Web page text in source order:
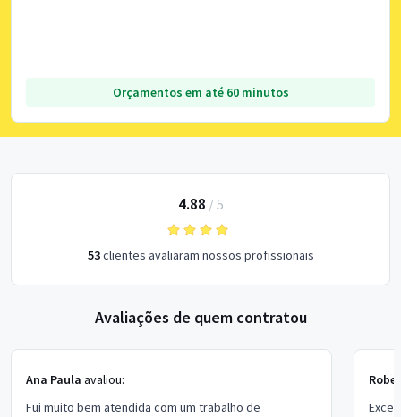
Orçamentos em até 60 minutos
4.88 / 5
53clientes avaliaram nossos profissionais
Avaliações de quem contratou
Ana Paula avaliou:
Fui muito bem atendida com um trabalho de